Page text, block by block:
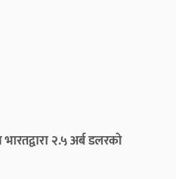
२.५ अर्ब डलरको